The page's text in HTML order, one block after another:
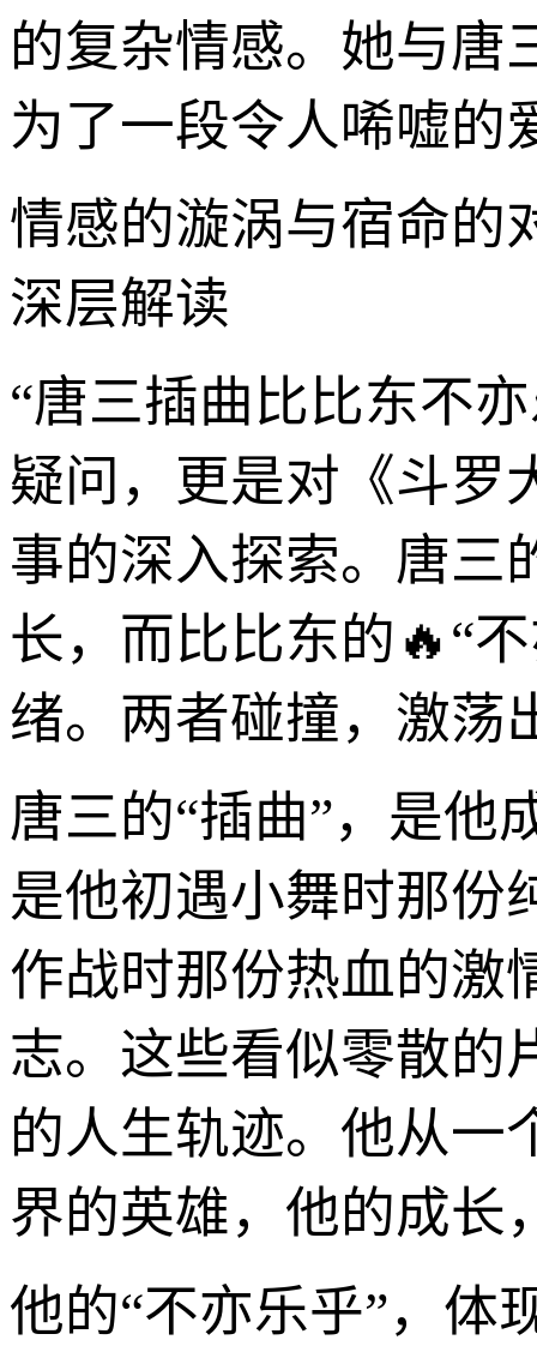
的复杂情感。她与唐
为了一段令人唏嘘的
情感的漩涡与宿命的
深层解读
“唐三插曲比比东不
疑问，更是对《斗罗
事的深入探索。唐三
长，而比比东的🔥“
绪。两者碰撞，激荡
唐三的“插曲”，是他
是他初遇小舞时那份
作战时那份热血的激
志。这些看似零散的
的人生轨迹。他从一
界的英雄，他的成长
他的“不亦乐乎”，体